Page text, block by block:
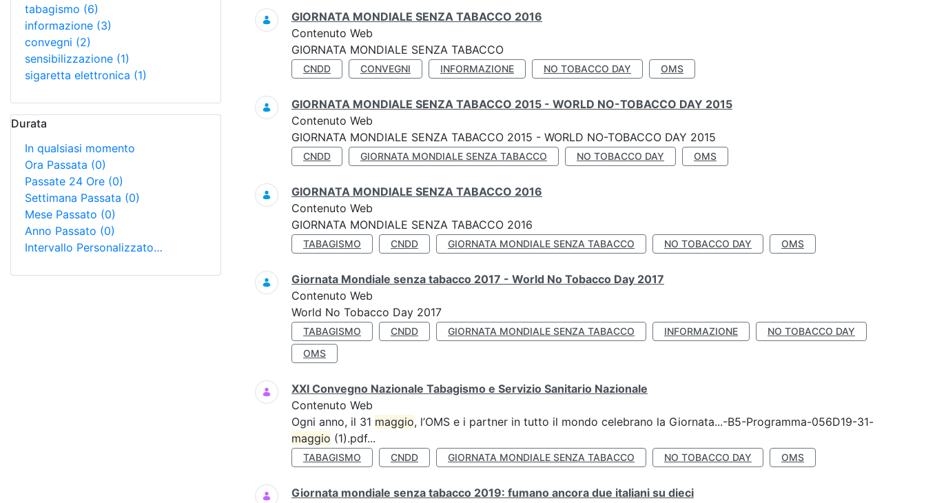
tabagismo (6)
informazione (3)
convegni (2)
sensibilizzazione (1)
sigaretta elettronica (1)
Durata
In qualsiasi momento
Ora Passata (0)
Passate 24 Ore (0)
Settimana Passata (0)
Mese Passato (0)
Anno Passato (0)
Intervallo Personalizzato…
GIORNATA MONDIALE SENZA TABACCO 2016
Contenuto Web
GIORNATA MONDIALE SENZA TABACCO
CNDD CONVEGNI INFORMAZIONE NO TOBACCO DAY OMS
GIORNATA MONDIALE SENZA TABACCO 2015 - WORLD NO-TOBACCO DAY 2015
Contenuto Web
GIORNATA MONDIALE SENZA TABACCO 2015 - WORLD NO-TOBACCO DAY 2015
CNDD GIORNATA MONDIALE SENZA TABACCO NO TOBACCO DAY OMS
GIORNATA MONDIALE SENZA TABACCO 2016
Contenuto Web
GIORNATA MONDIALE SENZA TABACCO 2016
TABAGISMO CNDD GIORNATA MONDIALE SENZA TABACCO NO TOBACCO DAY OMS
Giornata Mondiale senza tabacco 2017 - World No Tobacco Day 2017
Contenuto Web
World No Tobacco Day 2017
TABAGISMO CNDD GIORNATA MONDIALE SENZA TABACCO INFORMAZIONE
NO TOBACCO DAY
OMS
XXI Convegno Nazionale Tabagismo e Servizio Sanitario Nazionale
Contenuto Web
Ogni anno, il 31 maggio, l’OMS e i partner in tutto il mondo celebrano la Giornata...-B5-Programma-056D19-31-
maggio (1).pdf...
TABAGISMO CNDD GIORNATA MONDIALE SENZA TABACCO NO TOBACCO DAY OMS
Giornata mondiale senza tabacco 2019: fumano ancora due italiani su dieci